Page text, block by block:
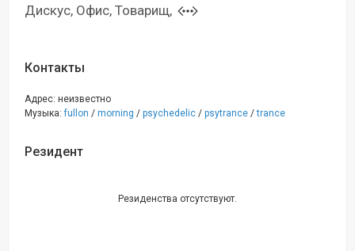
Дискус, Офис, Товарищ,
Контакты
Адрес: неизвестно
Музыка:fullon / morning / psychedelic / psytrance /trance
Резидент
Резиденства отсутствуют.